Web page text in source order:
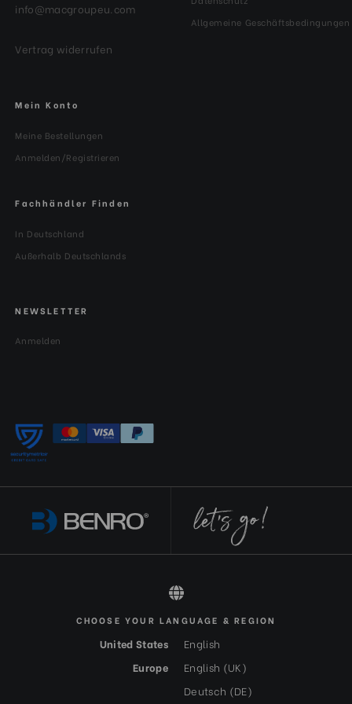
info@macgroupeu.com
Vertrag widerrufen
Allgemeine Geschäftsbedingungen
Mein Konto
Meine Bestellungen
Anmelden/Registrieren
Fachhändler Finden
In Deutschland
Außerhalb Deutschlands
NEWSLETTER
Anmelden
All rights reserved 2026 © Benro DE-EUR
CHOOSE YOUR LANGUAGE & REGION
United States
English
Europe
English (UK)
Deutsch (DE)